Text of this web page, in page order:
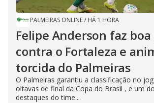
PALMEIRAS ONLINE/ HÁ 1 HORA
Felipe Anderson faz
contra o Fortaleza e
torcida do Palmeiras
O Palmeiras garantiu a classificação no
oitavas de final da Copa do Brasil , e um
destaques do time...